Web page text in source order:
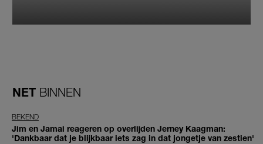
NET BINNEN
BEKEND
Jim en Jamai reageren op overlijden Jerney Kaagman:
'Dankbaar dat je blijkbaar iets zag in dat jongetje van zestien'